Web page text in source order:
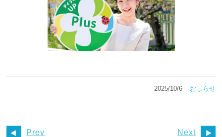
2025/10/6 おしらせ
Prev Next